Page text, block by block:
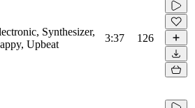
Synthesizer,
Upbeat
3:37 126